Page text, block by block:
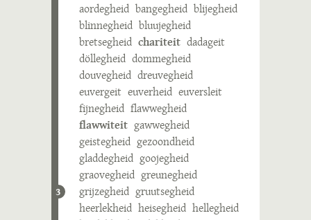
3
aordegheid bangegheid blijegheid
blinnegheid bluujegheid
bretsegheid chariteit dadageit
döllegheid dommegheid
douvegheid dreuvegheid
euvergeit euverheid euversleit
fijnegheid flawwegheid
flawwiteit gawwegheid
geistegheid gezoondheid
gladdegheid goojegheid
graovegheid greunegheid
grijzegheid gruutsegheid
heerlekheid heisegheid hellegheid